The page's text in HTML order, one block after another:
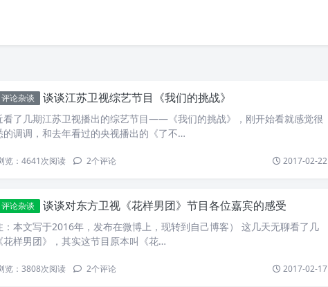
论杂谈 谈谈江苏卫视综艺节目《我们的挑战》
看了几期江苏卫视播出的综艺节目——《我们的挑战》，刚开始看就感觉很
的调调，和去年看过的央视播出的《了不…
览：4641次阅读 2个评论 2017-02-22
论杂谈 谈谈对东方卫视《花样男团》节目各位嘉宾的感受
：本文写于2016年，发布在微博上，现转到自己博客） 这几天无聊看了几
花样男团》，其实这节目原本叫《花…
览：3808次阅读 2个评论 2017-02-17